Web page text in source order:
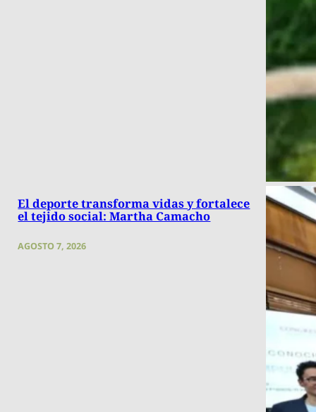
El deporte transforma vidas y fortalece
el tejido social: Martha Camacho
AGOSTO 7, 2026